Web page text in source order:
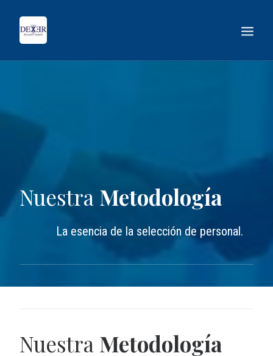
BUSCAR
Nuestra Metodología
La esencia de la selección de personal.
Nuestra Metodología